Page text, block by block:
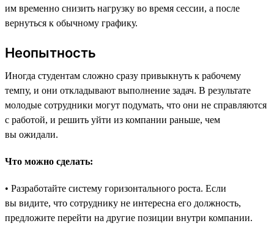
им временно снизить нагрузку во время сессии, а после
вернуться к обычному графику.
Неопытность
Иногда студентам сложно сразу привыкнуть к рабочему
темпу, и они откладывают выполнение задач. В результате
молодые сотрудники могут подумать, что они не справляются
с работой, и решить уйти из компании раньше, чем
вы ожидали.
Что можно сделать:
• Разработайте систему горизонтального роста. Если
вы видите, что сотруднику не интересна его должность,
предложите перейти на другие позиции внутри компании.